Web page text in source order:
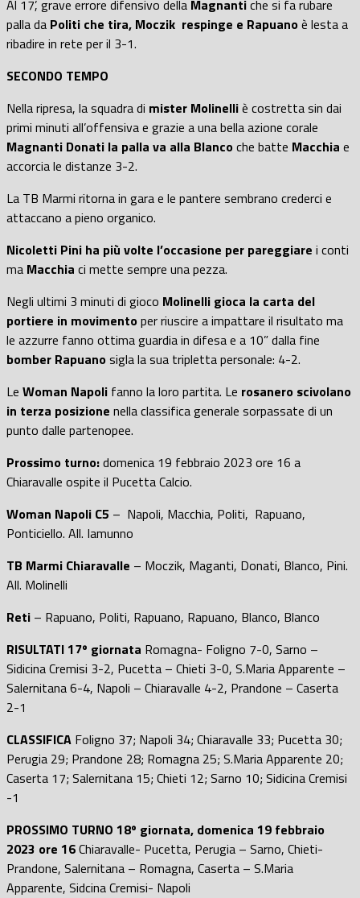
Al 17’, grave errore difensivo della Magnantiche si fa rubare
palla da Politi che tira, Moczik respinge e Rapuanoè lesta a
ribadire in rete per il 3-1.
SECONDO TEMPO
Nella ripresa, la squadra di mister Molinelliè costretta sin dai
primi minuti all’offensiva e grazie a una bella azione corale
Magnanti Donati la palla va alla Blancoche batte Macchia e
accorcia le distanze 3-2.
La TB Marmi ritorna in gara e le pantere sembrano crederci e
attaccano a pieno organico.
Nicoletti Pini ha più volte l’occasione per pareggiare i conti
ma Macchia ci mette sempre una pezza.
Negli ultimi 3 minuti di gioco Molinelli gioca la carta del
portiere in movimentoper riuscire a impattare il risultato ma
le azzurre fanno ottima guardia in difesa e a 10” dalla fine
bomber Rapuanosigla la sua tripletta personale: 4-2.
Le Woman Napoli fanno la loro partita. Le rosanero scivolano
in terza posizione nella classifica generale sorpassate di un
punto dalle partenopee.
Prossimo turno:domenica 19 febbraio 2023 ore 16 a
Chiaravalle ospite il Pucetta Calcio.
Woman Napoli C5 – Napoli, Macchia, Politi, Rapuano,
Ponticiello. All. Iamunno
TB Marmi Chiaravalle – Moczik, Maganti, Donati, Blanco, Pini.
All. Molinelli
Reti – Rapuano, Politi, Rapuano, Rapuano, Blanco, Blanco
RISULTATI 17º giornata Romagna- Foligno 7-0, Sarno –
Sidicina Cremisi 3-2, Pucetta – Chieti 3-0, S.Maria Apparente –
Salernitana 6-4, Napoli – Chiaravalle 4-2, Prandone – Caserta
2-1
CLASSIFICA Foligno 37; Napoli 34; Chiaravalle 33; Pucetta 30;
Perugia 29; Prandone 28; Romagna 25; S.Maria Apparente 20;
Caserta 17; Salernitana 15; Chieti 12; Sarno 10; Sidicina Cremisi
-1
PROSSIMO TURNO 18º giornata, domenica 19 febbraio
2023 ore 16Chiaravalle- Pucetta, Perugia – Sarno, Chieti-
Prandone, Salernitana – Romagna, Caserta – S.Maria
Apparente, Sidcina Cremisi- Napoli